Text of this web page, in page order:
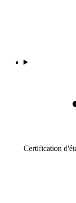
Certification